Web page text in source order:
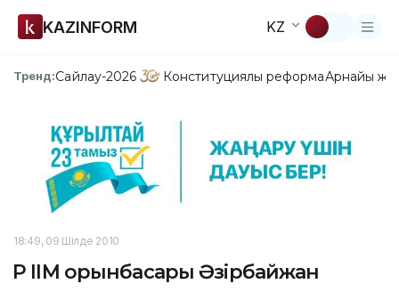
KAZINFORM KZ
Тренд:Сайлау-2026 Конституциялық реформаАрнайы
18:49, 09 Шілде 2010
ҚР ІІМ орынбасары Әзірбайжан